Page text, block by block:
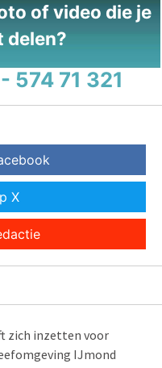
of video die je
delen?
574 71 321
X
zich inzetten voor
IJmond